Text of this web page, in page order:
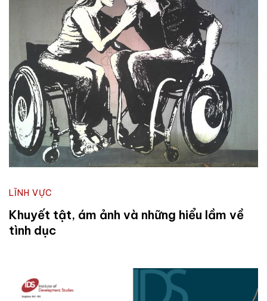
LĨNH VỰC
Khuyết tật, ám ảnh và những hiểu lầm về
tình dục